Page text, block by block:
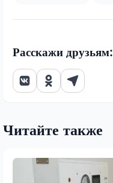
Расскажи друзьям:
Читайте также